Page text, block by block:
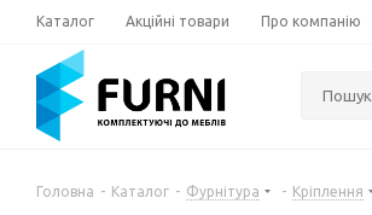
Каталог Акційні товари Про компанію
Головна - Каталог - Фурнітура - Кріплення